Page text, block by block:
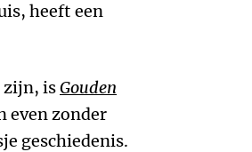
heeft een
zijn, isGouden
even zonder
geschiedenis.